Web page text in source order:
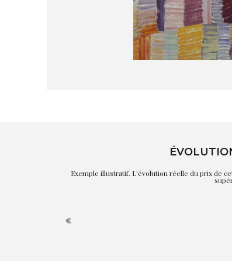
Exemple illustratif. L'évolution réelle du prix de